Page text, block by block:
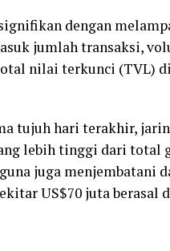
dengan
jumlah transaksi,
nilai terkunci (TVL)
tujuh hari terakhir,
lebih tinggi dari total
juga menjembatani
US$70 juta berasal